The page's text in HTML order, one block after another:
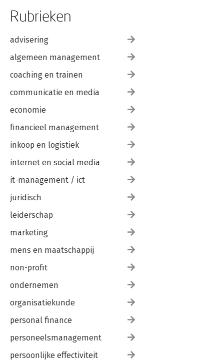
Rubrieken
advisering
algemeen management
coaching en trainen
communicatie en media
economie
financieel management
inkoop en logistiek
internet en social media
it-management / ict
juridisch
leiderschap
marketing
mens en maatschappij
non-profit
ondernemen
organisatiekunde
personal finance
personeelsmanagement
persoonlijke effectiviteit